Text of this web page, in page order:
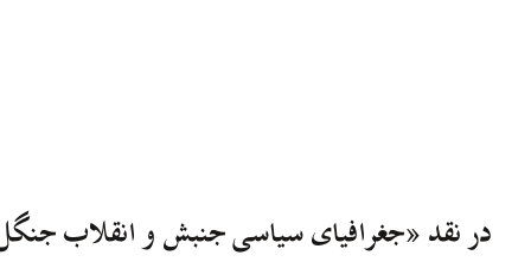
در نقد «جغرافیای سیاسی جنبش و انقلاب